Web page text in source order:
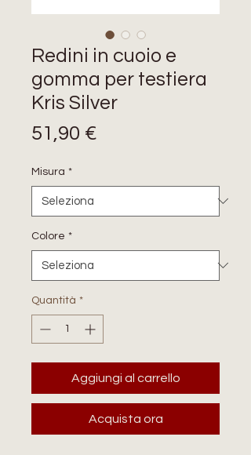
Redini in cuoio e
gomma per testiera
Kris Silver
51,90 €
Misura *
Colore *
Quantità *
Aggiungi al carrello
Acquista ora